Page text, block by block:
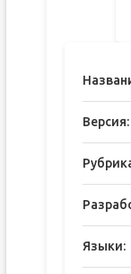
Версия:
Языки: